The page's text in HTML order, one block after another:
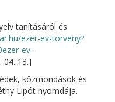
tanításáról és
ezer-ev-torveny?
ev-
04. 13.]
közmondások és
Lipót nyomdája.